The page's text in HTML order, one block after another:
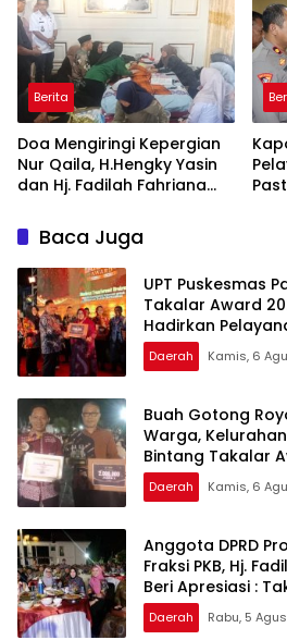
Lentera Pengabdian
Melalui Malam Apresiasi
dan Inovasi Award 2026
bagi
Berita
Doa Mengiringi Kepergian
Nur Qaila, H.Hengky Yasin
dan Hj. Fadilah Fahriana
Keluarga
Baca Juga
UPT Puskesmas
Takalar Award
Hadirkan
Berkualitas
Daerah Kamis, 6
Buah Gotong
Warga,
Bintang Takalar
Daerah Kamis, 6
Anggota DPRD
Fraksi PKB, Hj.
Beri Apresiasi :
Lentera
Apresiasi dan
Daerah Rabu, 5